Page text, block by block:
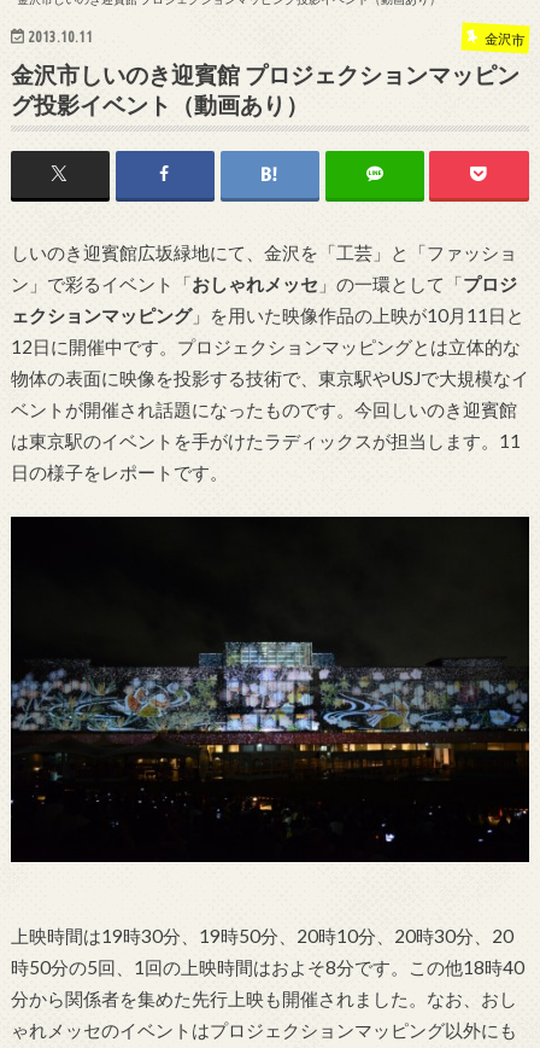
2013.10.11 金沢市
金沢市しいのき迎賓館 プロジェクションマッピン
グ投影イベント（動画あり）
しいのき迎賓館広坂緑地にて、金沢を「工芸」と「ファッショ
ン」で彩るイベント「おしゃれメッセ 」の一環として「プロジ
ェクションマッピング」を用いた映像作品の上映が10月11日と
12日に開催中です。プロジェクションマッピングとは立体的な
物体の表面に映像を投影する技術で、東京駅やUSJで大規模なイ
ベントが開催され話題になったものです。今回しいのき迎賓館
は東京駅のイベントを手がけたラディックスが担当します。11
日の様子をレポートです。
上映時間は19時30分、19時50分、20時10分、20時30分、20
時50分の5回、1回の上映時間はおよそ8分です。この他18時40
分から関係者を集めた先行上映も開催されました。なお、おし
ゃれメッセのイベントはプロジェクションマッピング以外にも